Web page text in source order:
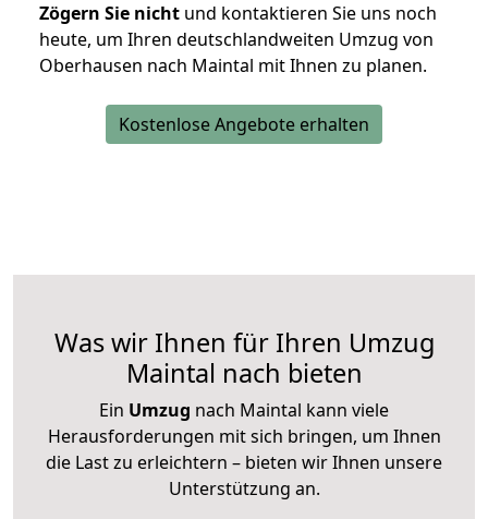
Zögern Sie nicht und kontaktieren Sie uns noch
heute, um Ihren deutschlandweiten Umzug von
Oberhausen nach Maintal mit Ihnen zu planen.
Kostenlose Angebote erhalten
Was wir Ihnen für Ihren Umzug
Maintal nach bieten
Ein Umzug nach Maintal kann viele
Herausforderungen mit sich bringen, um Ihnen
die Last zu erleichtern – bieten wir Ihnen unsere
Unterstützung an.